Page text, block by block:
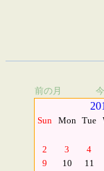
前の月
Sun Mon Tue
2
3 4
9
10 11